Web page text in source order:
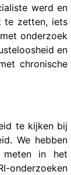
werd en
te zetten, iets
onderzoek
en
chronische
te kijken bij
We hebben
meten in het
onderzoeken